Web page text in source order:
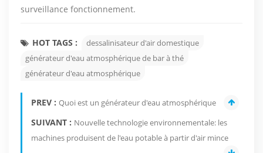
surveillance fonctionnement.
HOT TAGS :
dessalinisateur d'air domestique
générateur d'eau atmosphérique de bar à thé
générateur d'eau atmosphérique
PREV : Quoi est un générateur d'eau atmosphérique
SUIVANT : Nouvelle technologie environnementale: les
machines produisent de l'eau potable à partir d'air mince